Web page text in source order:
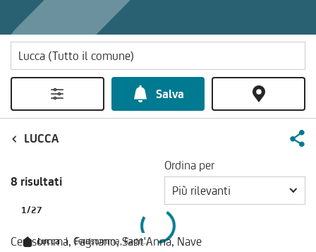
Salva
LUCCA
8 risultati
Ordina per
Più rilevanti
Lucca | Cerasomma, Fagnano, Sant'Anna, Nave
1/27
Cerasomma, Fagnano, Sant'Anna, Nave